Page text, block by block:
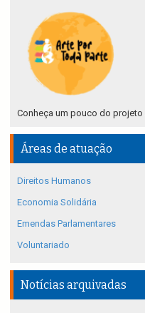
Conheça um pouco do projeto
Áreas de atuação
Direitos Humanos
Economia Solidária
Emendas Parlamentares
Voluntariado
Notícias arquivadas